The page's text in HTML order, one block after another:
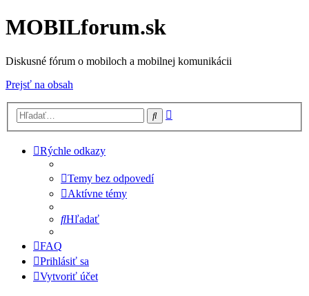
MOBILforum.sk
Diskusné fórum o mobiloch a mobilnej komunikácii
Prejsť na obsah
Hľadať
Rýchle odkazy
Temy bez odpovedí
Aktívne témy
Hľadať
FAQ
Prihlásiť sa
Vytvoriť účet